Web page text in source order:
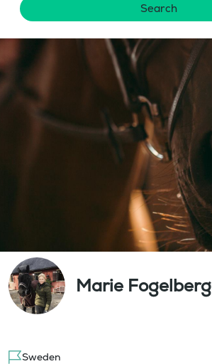
Search
Marie Fogelberg
Sweden